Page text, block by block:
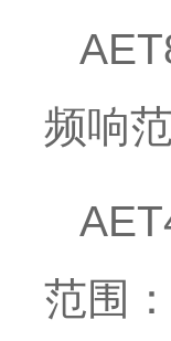
频响
范围